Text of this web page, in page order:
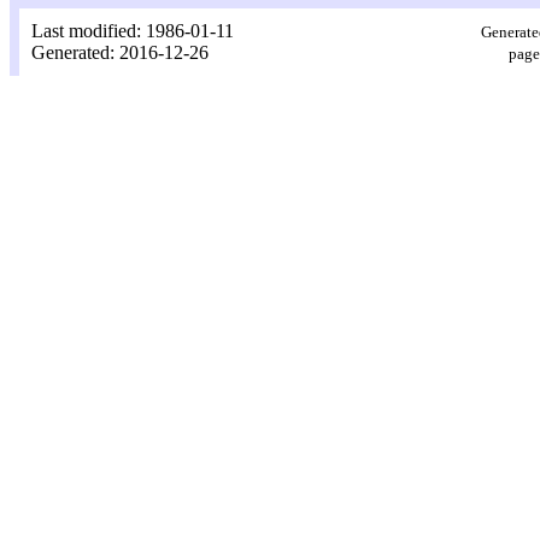
Last modified: 1986-01-11
Generated: 2016-12-26